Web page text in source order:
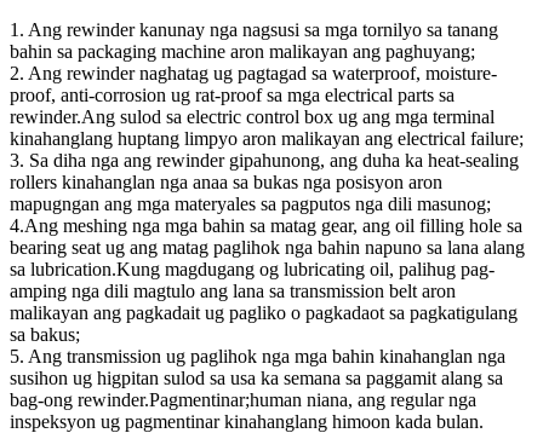
1. Ang rewinder kanunay nga nagsusi sa mga tornilyo sa tanang
bahin sa packaging machine aron malikayan ang paghuyang;
2. Ang rewinder naghatag ug pagtagad sa waterproof, moisture-
proof, anti-corrosion ug rat-proof sa mga electrical parts sa
rewinder.Ang sulod sa electric control box ug ang mga terminal
kinahanglang huptang limpyo aron malikayan ang electrical failure;
3. Sa diha nga ang rewinder gipahunong, ang duha ka heat-sealing
rollers kinahanglan nga anaa sa bukas nga posisyon aron
mapugngan ang mga materyales sa pagputos nga dili masunog;
4.Ang meshing nga mga bahin sa matag gear, ang oil filling hole sa
bearing seat ug ang matag paglihok nga bahin napuno sa lana alang
sa lubrication.Kung magdugang og lubricating oil, palihug pag-
amping nga dili magtulo ang lana sa transmission belt aron
malikayan ang pagkadait ug pagliko o pagkadaot sa pagkatigulang
sa bakus;
5. Ang transmission ug paglihok nga mga bahin kinahanglan nga
susihon ug higpitan sulod sa usa ka semana sa paggamit alang sa
bag-ong rewinder.Pagmentinar;human niana, ang regular nga
inspeksyon ug pagmentinar kinahanglang himoon kada bulan.